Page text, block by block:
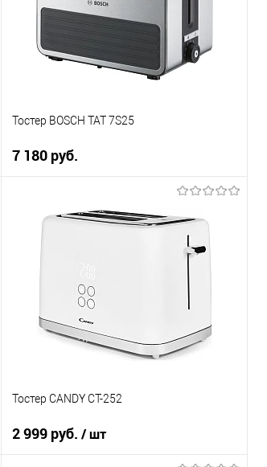
В избранное
В наличии
Тостер BOSCH TAT 7S25
7 180 руб.
В избранное
Тостер CANDY CT-252
2 999 руб./ шт